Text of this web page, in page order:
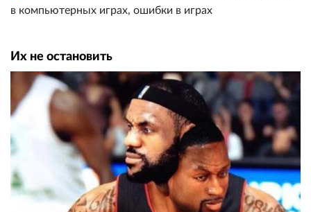
Их не остановить